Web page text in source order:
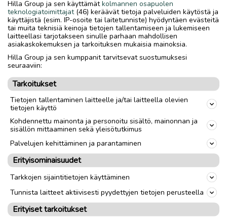
Lisätietoja kuvissa.
Tällä voi ajella monenlaisissa maastoissa ja koulumatkat
taittuu kivasti oikoreittejäkin pitkin.
Nouto Pwltokorvesta.
Toimitus
Tuumakoko
Sukupuoli
Unisex
link
Ilmoittaja:Eveliina Välikangas
Katso ilmoittajan kaikki ilmoitukset(2)
OTA YHTEYTTÄ ILMOITTAJAAN
Hilla Group ja sen käyttämätkolmannen osapuolen
teknologiatoimittajat(46) keräävät tietoja palveluiden käytöstä ja
käyttäjistä (esim. IP-osoite tai laitetunniste) hyödyntäen evästeitä
tai muita teknisiä keinoja tietojen tallentamiseen ja lukemiseen
laitteellasi tarjotakseen sinulle parhaan mahdollisen
asiakaskokemuksen ja tarkoituksen mukaisia mainoksia.
Hilla Group ja sen kumppanit tarvitsevat suostumuksesi
seuraaviin:
Tarkoitukset
Tietojen tallentaminen laitteelle ja/tai laitteella olevien
tietojen käyttö
Kohdennettu mainonta ja personoitu sisältö, mainonnan ja
sisällön mittaaminen sekä yleisötutkimus
Palvelujen kehittäminen ja parantaminen
Erityisominaisuudet
Tarkkojen sijaintitietojen käyttäminen
Tunnista laitteet aktiivisesti pyydettyjen tietojen perusteella
Erityiset tarkoitukset